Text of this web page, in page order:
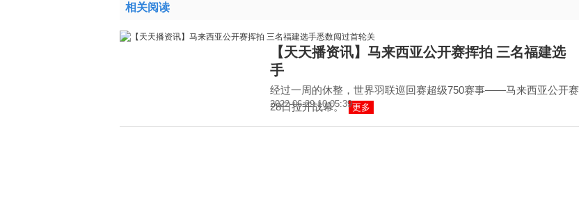
相关阅读
【天天播资讯】马来西亚公开赛挥拍 三名福建选
手
经过一周的休整，世界羽联巡回赛超级750赛事——马来西亚公开赛
28日拉开战幕。
更多
2022-06-29 10:05:39